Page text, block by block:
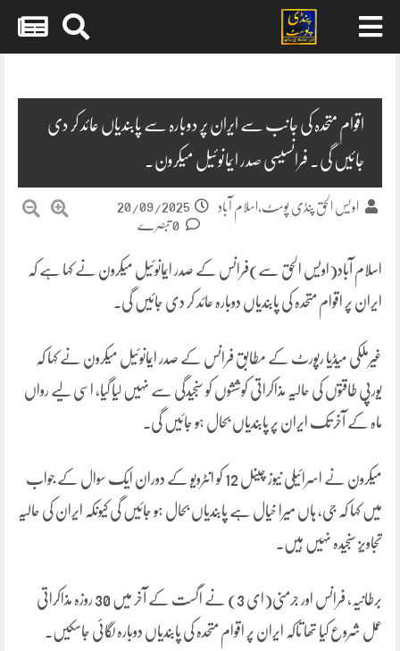
اقوام متحدہ کی جانب سے ایران پر دوبارہ سے پابندیاں عائد کر دی
جائیں گی۔ فرانسیسی صدر ایمانوئیل میکرون۔
اویس الحق پنڈی پوسٹ،اسلام آباد
20/09/2025
اسلام آباد(اویس الحق سے)فرانس کے صدر ایمانوئیل میکرون نے کہا ہے کہ
ایران پر اقوام متحدہ کی پابندیاں دوبارہ عائد کر دی جائیں گی۔
غیرملکی میڈیا رپورٹ کے مطابق فرانس کے صدر ایمانوئیل میکرون نے کہا کہ
یورپی طاقتوں کی حالیہ مذاکراتی کوششوں کو سنجیدگی سے نہیں لیا گیا، اسی لیے رواں
ماہ کے آخر تک ایران پر پابندیاں بحال ہو جائیں گی۔
میکرون نے اسرائیلی نیوز چینل 12 کو انٹرویو کے دوران ایک سوال کے جواب
میں کہا کہ جی، ہاں میرا خیال ہے پابندیاں بحال ہو جائیں گی کیونکہ ایران کی حالیہ
تجاویز سنجیدہ نہیں ہیں۔
برطانیہ، فرانس اور جرمنی(ای 3) نے اگست کے آخر میں 30 روزہ مذاکراتی
عمل شروع کیا تھا تاکہ ایران پر اقوام متحدہ کی پابندیاں دوبارہ لگائی جاسکیں۔